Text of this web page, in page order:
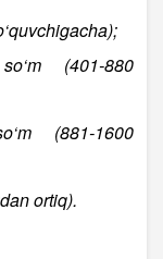
(401-880
(881-1600
ortiq).